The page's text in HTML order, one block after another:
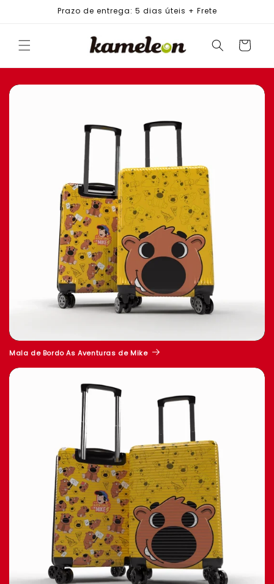
Prazo de entrega: 5 dias úteis + Frete
Carrinho
Mala de Bordo As Aventuras de Mike